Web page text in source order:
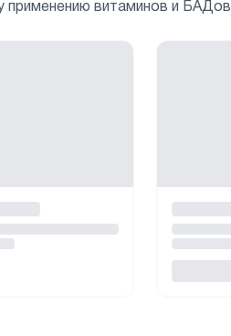
применению витаминов и БАДов